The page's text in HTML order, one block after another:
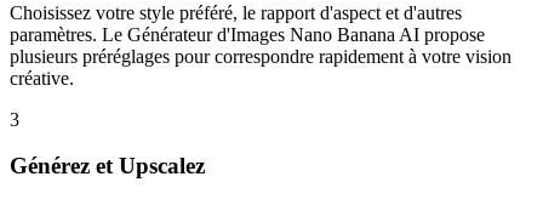
Choisissez votre style préféré, le rapport d'aspect et d'autres
paramètres. Le Générateur d'Images Nano Banana AI propose
plusieurs préréglages pour correspondre rapidement à votre vision
créative.
3
Générez et Upscalez